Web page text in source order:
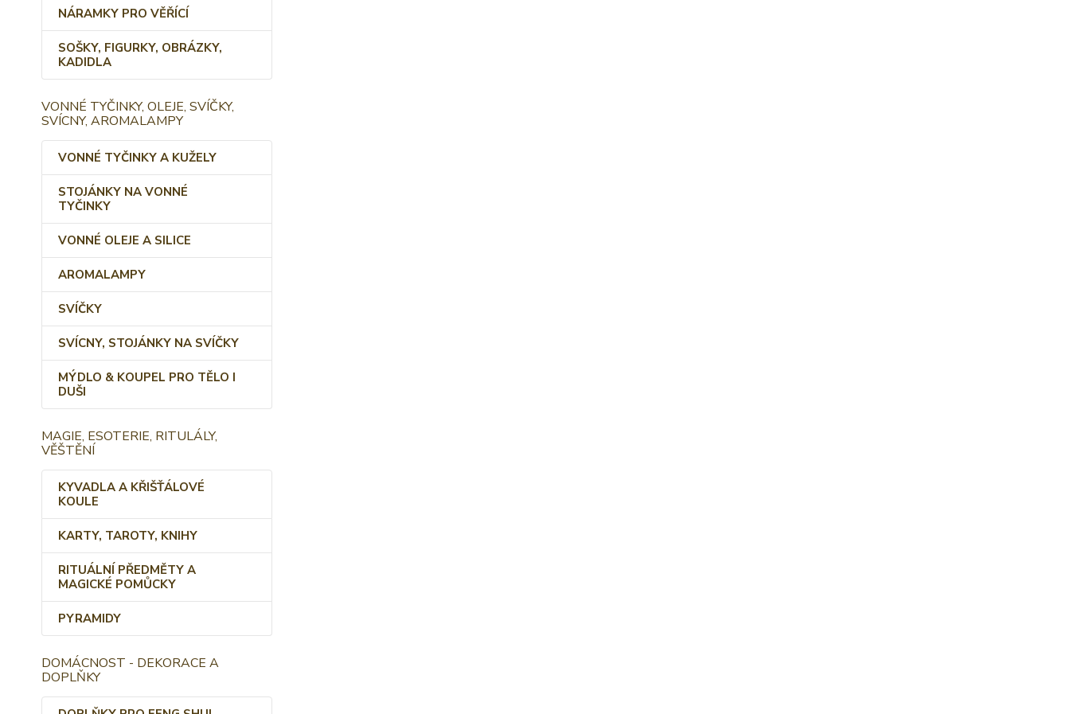
NÁRAMKY PRO VĚŘÍCÍ
SOŠKY, FIGURKY, OBRÁZKY,
KADIDLA
VONNÉ TYČINKY, OLEJE, SVÍČKY,
SVÍCNY, AROMALAMPY
VONNÉ TYČINKY A KUŽELY
STOJÁNKY NA VONNÉ
TYČINKY
VONNÉ OLEJE A SILICE
AROMALAMPY
SVÍČKY
SVÍCNY, STOJÁNKY NA SVÍČKY
MÝDLO & KOUPEL PRO TĚLO I
DUŠI
MAGIE, ESOTERIE, RITULÁLY,
VĚŠTĚNÍ
KYVADLA A KŘIŠŤÁLOVÉ
KOULE
KARTY, TAROTY, KNIHY
RITUÁLNÍ PŘEDMĚTY A
MAGICKÉ POMŮCKY
PYRAMIDY
DOMÁCNOST - DEKORACE A
DOPLŇKY